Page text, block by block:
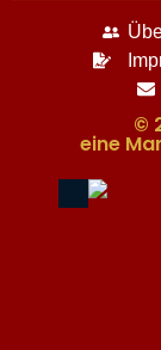
©
eine